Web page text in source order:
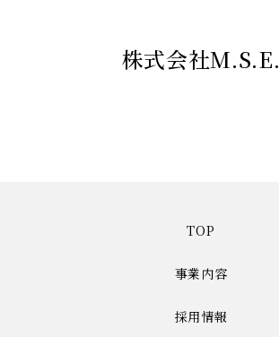
株式会社M.S.E.
TOP
事業内容
採用情報